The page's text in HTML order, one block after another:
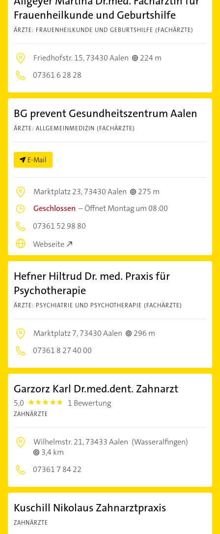
Frauenheilkunde und Geburtshilfe
ÄRZTE: FRAUENHEILKUNDE UND GEBURTSHILFE (FACHÄRZTE)
Friedhofstr. 15,73430 Aalen
224 m
07361 6 28 28
BG prevent Gesundheitszentrum Aalen
ÄRZTE: ALLGEMEINMEDIZIN (FACHÄRZTE)
E-Mail
Marktplatz 23,73430 Aalen
275 m
Geschlossen –Öffnet Montag um 08:00
07361 52 98 80
Webseite
Hefner Hiltrud Dr. med. Praxis für
Psychotherapie
ÄRZTE: PSYCHIATRIE UND PSYCHOTHERAPIE (FACHÄRZTE)
Marktplatz 7,73430 Aalen
296 m
07361 8 27 40 00
Garzorz Karl Dr.med.dent. Zahnarzt
5,0 5.0 1 Bewertung
ZAHNÄRZTE
Wilhelmstr. 21,73433 Aalen (Wasseralfingen)
3,4 km
07361 7 84 22
Kuschill Nikolaus Zahnarztpraxis
ZAHNÄRZTE